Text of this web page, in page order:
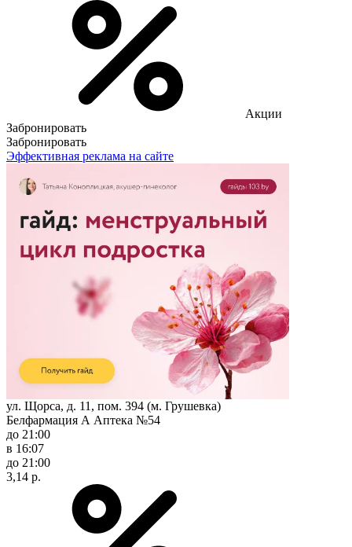
Акции
Забронировать
Забронировать
Эффективная реклама на сайте
ул. Щорса, д. 11, пом. 394 (м. Грушевка)
Белфармация А Аптека №54
до 21:00
в 16:07
до 21:00
3,14 р.